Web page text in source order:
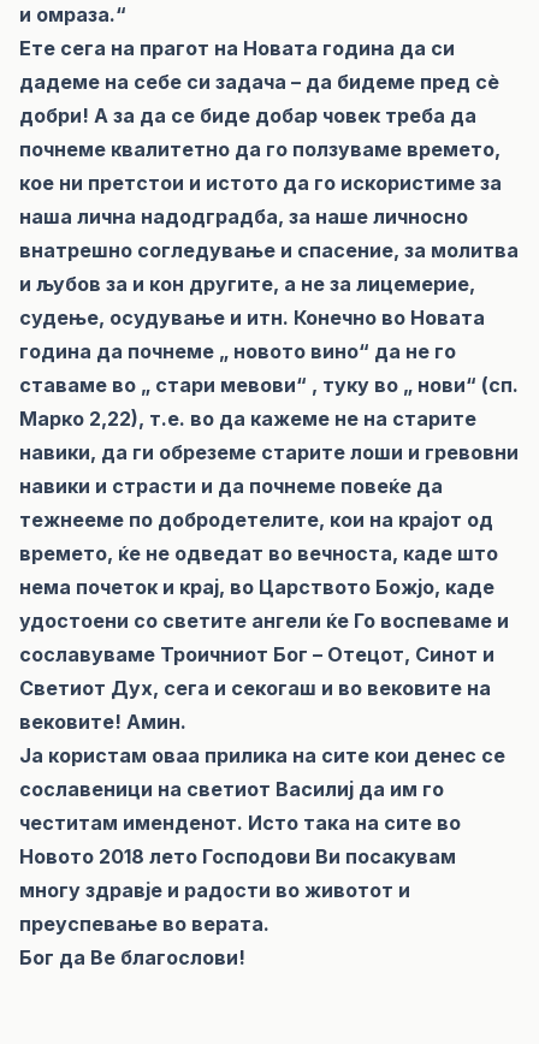
и омраза.“
Ете сега на прагот на Новата година да си
дадеме на себе си задача – да бидеме пред сè
добри! А за да се биде добар човек треба да
почнеме квалитетно да го ползуваме времето,
кое ни претстои и истото да го искористиме за
наша лична надодградба, за наше личносно
внатрешно согледување и спасение, за молитва
и љубов за и кон другите, а не за лицемерие,
судење, осудување и итн. Конечно во Новата
година да почнеме „ новото вино“ да не го
ставаме во „ стари мевови“ , туку во „ нови“ (сп.
Марко 2,22), т.е. во да кажеме не на старите
навики, да ги обреземе старите лоши и гревовни
навики и страсти и да почнеме повеќе да
тежнееме по добродетелите, кои на крајот од
времето, ќе не одведат во вечноста, каде што
нема почеток и крај, во Царството Божјо, каде
удостоени со светите ангели ќе Го воспеваме и
сославуваме Троичниот Бог – Отецот, Синот и
Светиот Дух, сега и секогаш и во вековите на
вековите! Амин.
Ја користам оваа прилика на сите кои денес се
сославеници на светиот Василиј да им го
честитам именденот. Исто така на сите во
Новото 2018 лето Господови Ви посакувам
многу здравје и радости во животот и
преуспевање во верата.
Бог да Ве благослови!